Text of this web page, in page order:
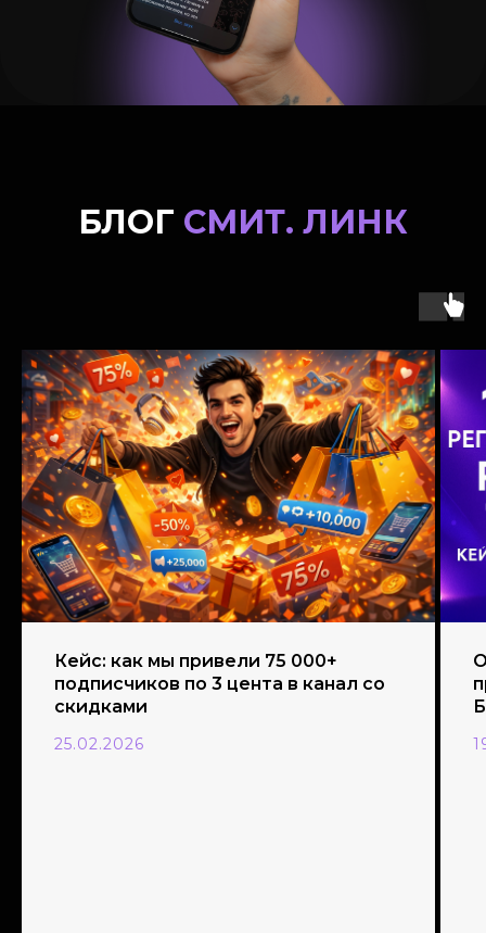
БЛОГ СМИТ. ЛИНК
Кейс: как мы привели 75 000+
подписчиков по 3 цента в канал со
скидками
25.02.2026